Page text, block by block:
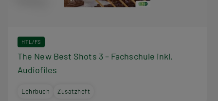
HTL/FS
The New Best Shots 3 – Fachschule inkl.
Audiofiles
Lehrbuch Zusatzheft